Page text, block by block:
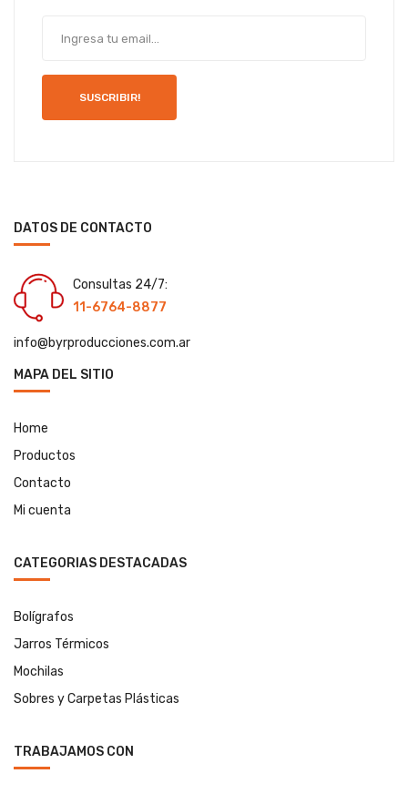
SUSCRIBIR!
DATOS DE CONTACTO
Consultas 24/7:
11-6764-8877
info@byrproducciones.com.ar
MAPA DEL SITIO
Home
Productos
Contacto
Mi cuenta
CATEGORIAS DESTACADAS
Bolígrafos
Jarros Térmicos
Mochilas
Sobres y Carpetas Plásticas
TRABAJAMOS CON